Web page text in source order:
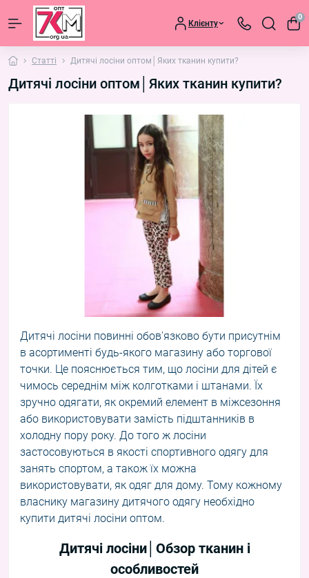
Клієнту
0
Статті Дитячі лосіни оптом│Яких тканин купити?
Дитячі лосіни оптом│Яких тканин купити?
Дитячі лосіни повинні обов'язково бути присутнім
в асортименті будь-якого магазину або торгової
точки. Це пояснюється тим, що лосіни для дітей є
чимось середнім між колготками і штанами. Їх
зручно одягати, як окремий елемент в міжсезоння
або використовувати замість підштанників в
холодну пору року. До того ж лосіни
застосовуються в якості спортивного одягу для
занять спортом, а також їх можна
використовувати, як одяг для дому. Тому кожному
власнику магазину дитячого одягу необхідно
купити дитячі лосіни оптом.
Дитячі лосіни│Обзор тканин і
особливостей